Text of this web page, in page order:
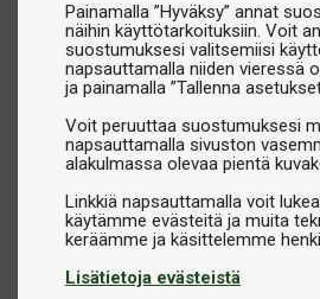
Painamalla ”Hyväksy” annat
näihin käyttötarkoituksiin. Voit
suostumuksesi valitsemiisi
napsauttamalla niiden vieressä
ja painamalla ”Tallenna
Voit peruuttaa suostumuksesi
napsauttamalla sivuston
alakulmassa olevaa pientä
Linkkiä napsauttamalla voit
käytämme evästeitä ja muita
Lisätietoja evästeistä